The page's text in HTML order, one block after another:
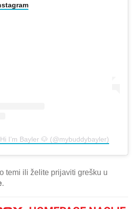
I’m Bayler 🐶 (@mybuddybayler)
temi ili želite prijaviti grešku u
.